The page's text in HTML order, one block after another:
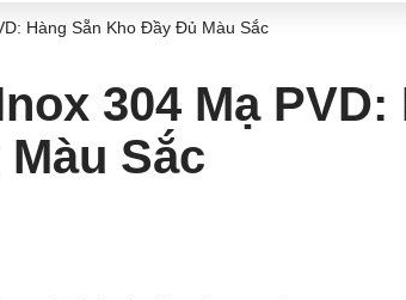
Hàng Sẵn Kho Đầy Đủ Màu Sắc
304 Mạ PVD:
Sắc